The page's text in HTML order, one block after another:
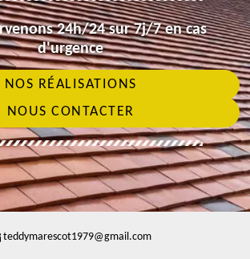
24h/24 sur 7j/7 en cas
d'urgence
NOS RÉALISATIONS
NOUS CONTACTER
teddymarescot1979@gmail.com